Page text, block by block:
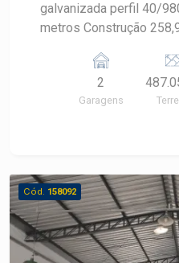
galvanizada perfil 40/980 Terreno com
metros Construção 258,95 metros 4 Salas , copa,
2
Garagens
Cód. 158092